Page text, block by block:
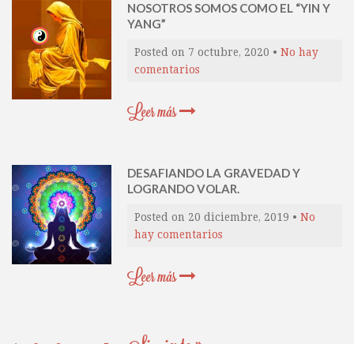
NOSOTROS SOMOS COMO EL “YIN Y
YANG”
Posted on 7 octubre, 2020 • No hay
comentarios
Leer más
DESAFIANDO LA GRAVEDAD Y
LOGRANDO VOLAR.
Posted on 20 diciembre, 2019 • No
hay comentarios
Leer más